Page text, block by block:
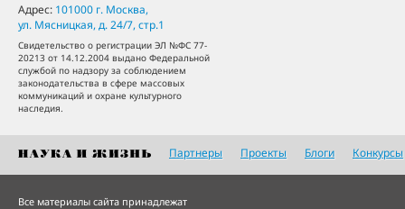
Адрес: 101000 г. Москва,
ул. Мясницкая, д. 24/7, стр.1
Свидетельство о регистрации ЭЛ №ФС 77-
20213 от 14.12.2004 выдано Федеральной
службой по надзору за соблюдением
законодательства в сфере массовых
коммуникаций и охране культурного
наследия.
Партнеры Проекты Блоги Конкурсы
Все материалы сайта принадлежат